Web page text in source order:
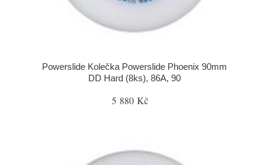
Powerslide Kolečka Powerslide Phoenix 90mm
DD Hard (8ks), 86A, 90
5 880 Kč